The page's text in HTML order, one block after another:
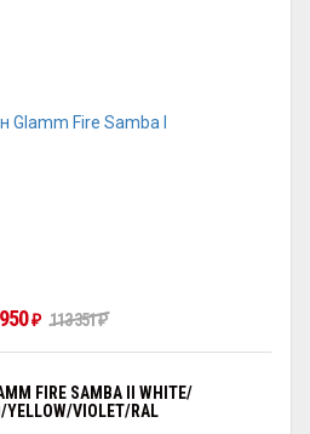
₽ 113 351₽
FIRE SAMBA II WHITE/
YELLOW/VIOLET/RAL